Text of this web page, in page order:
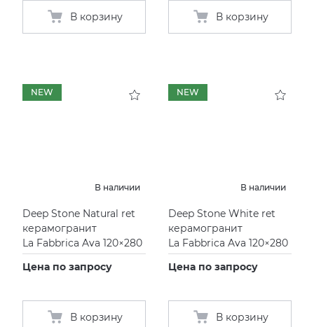
PORCELANOSA
ГРАНИТЕЯ
В корзину В корзину
NEW
В наличии
Deep Stone Natural ret
керамогранит
La Fabbrica Ava 120×280
Цена по запросу
В корзину
NEW
В наличии
Deep Stone White ret
керамогранит
La Fabbrica Ava 120×280
Цена по запросу
В корзину